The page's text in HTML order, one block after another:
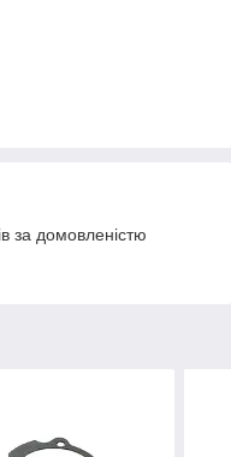
за домовленістю